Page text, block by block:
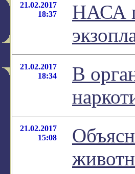
21.02.2017
18:37
НАСА
21.02.2017
18:34
В
21.02.2017
15:08